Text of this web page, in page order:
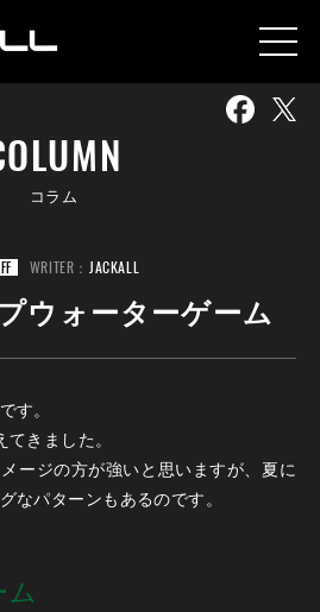
コラム
WRITER： JACKALL
ウォーターゲーム
す。
きました。
ージの方が強いと思いますが、夏に
なパターンもあるのです。